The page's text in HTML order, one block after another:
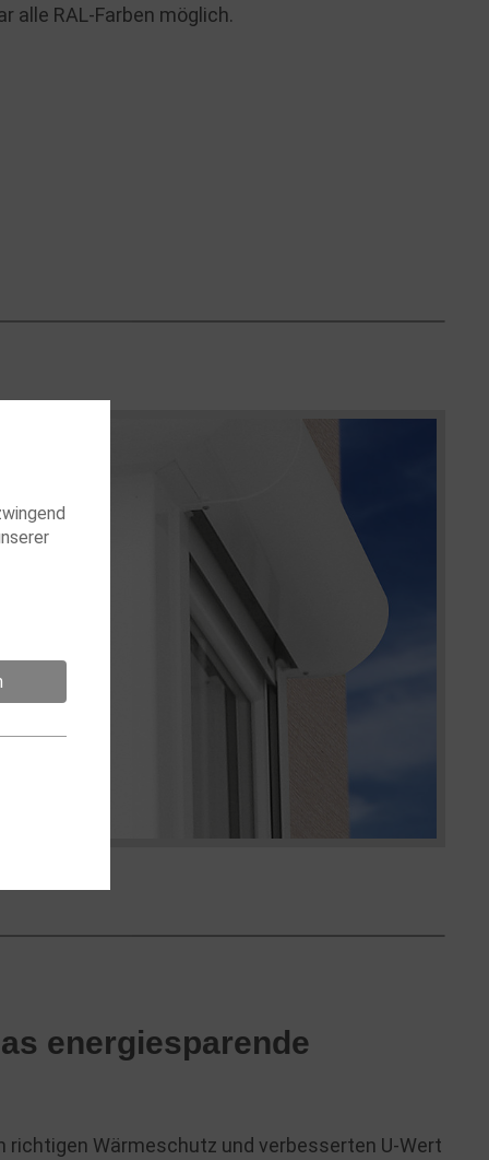
alle RAL-Farben möglich.
energiesparende
richtigen Wärmeschutz und verbesserten U-Wert